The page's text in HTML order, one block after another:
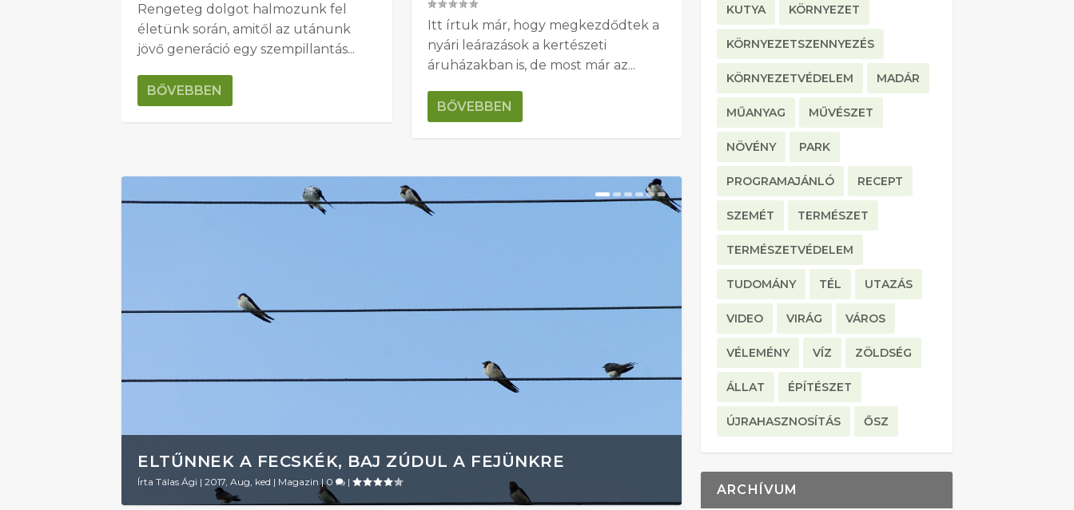
Rengeteg dolgot halmozunk fel
életünk során, amitől az utánunk
jövő generáció egy szempillantás...
BŐVEBBEN
Itt írtuk már, hogy megkezdődtek a
nyári leárazások a kertészeti
áruházakban is, de most már az...
BŐVEBBEN
ELTŰNNEK A FECSKÉK, BAJ ZÚDUL A FEJÜNKRE
Írta Tálas Ági | 2017, Aug, ked | Magazin | 0 |
KUTYA KÖRNYEZET
KÖRNYEZETSZENNYEZÉS
KÖRNYEZETVÉDELEM MADÁR
MŰANYAG MŰVÉSZET
NÖVÉNY PARK
PROGRAMAJÁNLÓ RECEPT
SZEMÉT TERMÉSZET
TERMÉSZETVÉDELEM
TUDOMÁNY TÉL UTAZÁS
VIDEO VIRÁG VÁROS
VÉLEMÉNY VÍZ ZÖLDSÉG
ÁLLAT ÉPÍTÉSZET
ÚJRAHASZNOSÍTÁS ŐSZ
ARCHÍVUM